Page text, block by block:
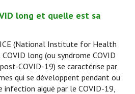
long et quelle est sa
(National Institute for Health
long (ou syndrome COVID
COVID-19) se caractérise par
qui se développent pendant ou
infection aiguë par le COVID-19,